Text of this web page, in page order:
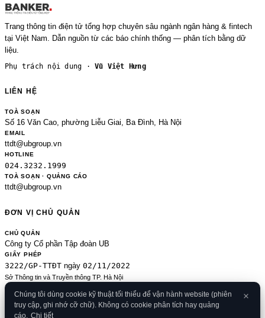
Trang thông tin điện tử tổng hợp chuyên sâu ngành ngân hàng & fintech
tại Việt Nam. Dẫn nguồn từ các báo chính thống — phân tích bằng dữ
liệu.
Phụ trách nội dung ·Vũ Việt Hưng
LIÊN HỆ
TOÀ SOẠN
Số 16 Văn Cao, phường Liễu Giai, Ba Đình, Hà Nội
EMAIL
ttdt@ubgroup.vn
HOTLINE
024.3232.1999
TOÀ SOẠN · QUẢNG CÁO
ttdt@ubgroup.vn
ĐƠN VỊ CHỦ QUẢN
CHỦ QUẢN
Công ty Cổ phần Tập đoàn UB
GIẤY PHÉP
3222/GP-TTĐT ngày 02/11/2022
Sở Thông tin và Truyền thông TP. Hà Nội
Sửa đổi của 2489/GP-TTĐT ngày 24/8/2020
ĐKKD
0106080414 09/01/2013
Chúng tôi dùng cookie kỹ thuật tối thiểu để vận hành website (phiên
truy cập, ghi nhớ cỡ chữ). Không có cookie phân tích hay quảng
cáo. Chi tiết